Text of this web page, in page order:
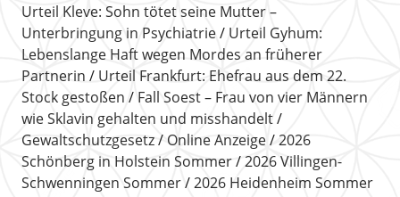
Urteil Kleve: Sohn tötet seine Mutter –
Unterbringung in Psychiatrie
Urteil Gyhum:
Lebenslange Haft wegen Mordes an früherer
Partnerin
Urteil Frankfurt: Ehefrau aus dem 22.
Stock gestoßen
Fall Soest – Frau von vier Männern
wie Sklavin gehalten und misshandelt
Gewaltschutzgesetz
Online Anzeige
2026
Schönberg in Holstein Sommer
2026 Villingen-
Schwenningen Sommer
2026 Heidenheim Sommer